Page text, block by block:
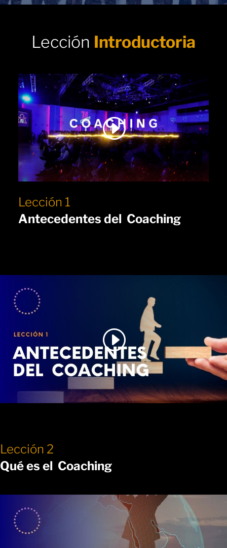
Lección Introductoria
Lección 1
Antecedentes del Coaching
Lección 2
Qué es el Coaching